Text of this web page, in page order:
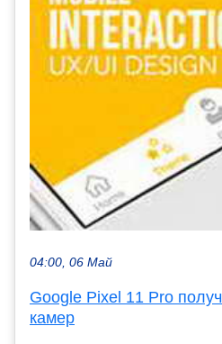
04:00, 06 Май
Google Pixel 11 Pro
камер